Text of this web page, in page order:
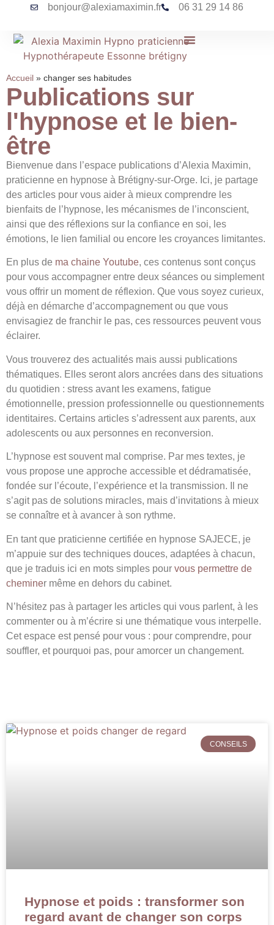
bonjour@alexiamaximin.fr 06 31 29 14 86
Accueil » changer ses habitudes
Publications sur
l'hypnose et le bien-
être
Bienvenue dans l’espace publications d’Alexia Maximin,
praticienne en hypnose à Brétigny-sur-Orge. Ici, je partage
des articles pour vous aider à mieux comprendre les
bienfaits de l’hypnose, les mécanismes de l’inconscient,
ainsi que des réflexions sur la confiance en soi, les
émotions, le lien familial ou encore les croyances limitantes.
En plus de ma chaine Youtube, ces contenus sont conçus
pour vous accompagner entre deux séances ou simplement
vous offrir un moment de réflexion. Que vous soyez curieux,
déjà en démarche d’accompagnement ou que vous
envisagiez de franchir le pas, ces ressources peuvent vous
éclairer.
Vous trouverez des actualités mais aussi publications
thématiques. Elles seront alors ancrées dans des situations
du quotidien : stress avant les examens, fatigue
émotionnelle, pression professionnelle ou questionnements
identitaires. Certains articles s’adressent aux parents, aux
adolescents ou aux personnes en reconversion.
L’hypnose est souvent mal comprise. Par mes textes, je
vous propose une approche accessible et dédramatisée,
fondée sur l’écoute, l’expérience et la transmission. Il ne
s’agit pas de solutions miracles, mais d’invitations à mieux
se connaître et à avancer à son rythme.
En tant que praticienne certifiée en hypnose SAJECE, je
m’appuie sur des techniques douces, adaptées à chacun,
que je traduis ici en mots simples pour vous permettre de
cheminer même en dehors du cabinet.
N’hésitez pas à partager les articles qui vous parlent, à les
commenter ou à m’écrire si une thématique vous interpelle.
Cet espace est pensé pour vous : pour comprendre, pour
souffler, et pourquoi pas, pour amorcer un changement.
CONSEILS
Hypnose et poids : transformer son
regard avant de changer son corps